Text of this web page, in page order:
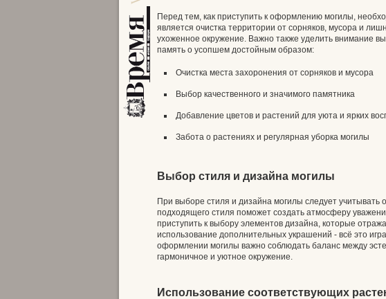
Перед тем, как приступить к оформлению могилы,
является очистка территории от сорняков, мусора и
ухоженное окружение. Важно также уделить внимание
память о усопшем достойным образом:
Очистка места захоронения от сорняков и мусора
Выбор качественного и значимого памятника
Добавление цветов и растений для уюта и ярких
Забота о растениях и регулярная уборка могилы
Выбор стиля и дизайна могилы
При выборе стиля и дизайна могилы следует
подходящего стиля поможет создать атмосферу
приступить к выбору элементов дизайна, которые
использование дополнительных украшений - всё это
оформлении могилы важно соблюдать баланс между
гармоничное и уютное окружение.
Использование соответствующих